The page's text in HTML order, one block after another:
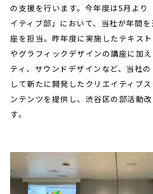
の支援を行います。今年度は5月より
イティブ部」において、当社が年間
座を担当。昨年度に実施したテキス
やグラフィックデザインの講座に加
ティ、サウンドデザインなど、当社
して新たに開発したクリエイティブ
ンテンツを提供し、渋谷区の部活動
す。